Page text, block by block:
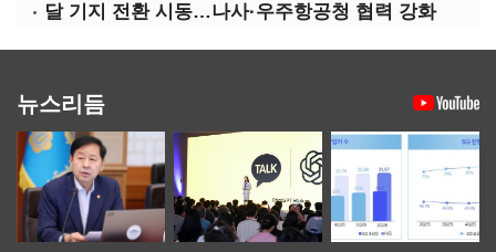
달 기지 전환 시동…나사·우주항공청 협력 강화
뉴스리듬